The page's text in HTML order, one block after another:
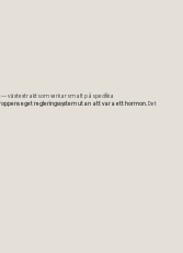
— växtextrakt som verkar smalt på specifika
eget regleringssystem utan att vara ett hormon. Det